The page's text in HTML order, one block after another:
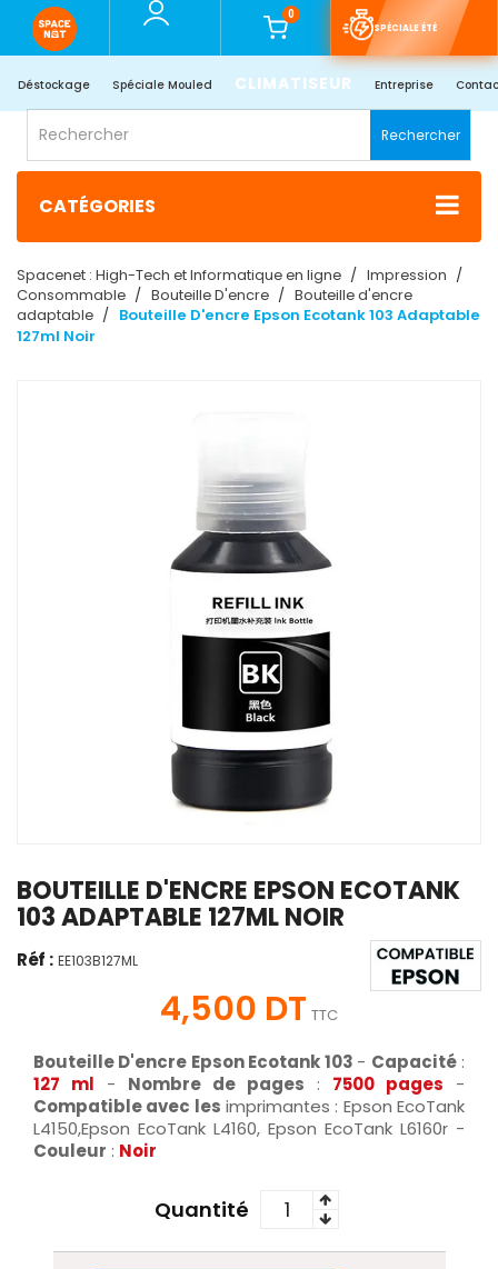
0
SPÉCIALE ÉTÉ
Déstockage Spéciale Mouled CLIMATISEUR Entreprise
Rechercher
CATÉGORIES
Spacenet : High-Tech et Informatique en ligne
Impression
Consommable
Bouteille D'encre
Bouteille d'encre
adaptable
Bouteille D'encre Epson Ecotank 103 Adaptable
127ml Noir
BOUTEILLE D'ENCRE EPSON ECOTANK
103 ADAPTABLE 127ML NOIR
Réf : EE103B127ML
4,500 DT TTC
Bouteille D'encre Epson Ecotank 103 - Capacité :
127 ml - Nombre de pages : 7500 pages -
Compatible avec les imprimantes : Epson EcoTank
L4150,Epson EcoTank L4160, Epson EcoTank L6160r -
Couleur : Noir
Quantité